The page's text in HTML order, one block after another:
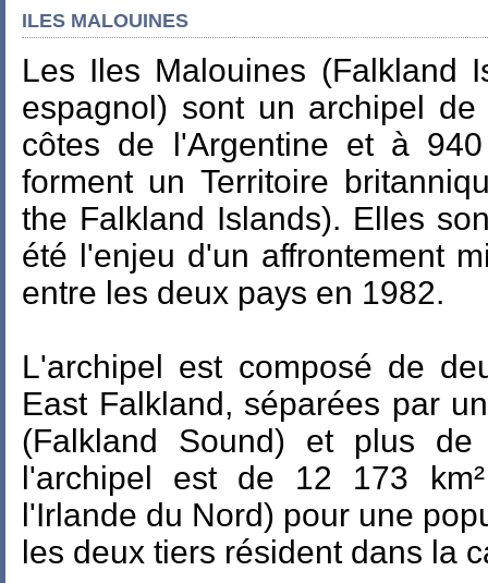
ILES MALOUINES
Les Iles Malouines (Falkland
espagnol) sont un archipel
côtes de l'Argentine et à
forment un Territoire
the Falkland Islands). Elles
été l'enjeu d'un affrontement
entre les deux pays en 1982.
L'archipel est composé de
East Falkland, séparées par
(Falkland Sound) et plus
l'archipel est de 12 173
l'Irlande du Nord) pour une
les deux tiers résident dans la